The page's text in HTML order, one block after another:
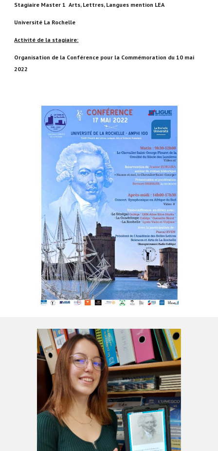
Stagiaire Master 1 Arts, Lettres, Langues mention LEA
Université La Rochelle
Activité de la stagiaire:
Organisation de la Conférence pour la Commémoration du 10 mai
2022